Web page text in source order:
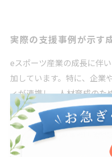
実際の支援事例が示す
eスポーツ産業の成長に伴
加しています。特に、企業
ィが連携し、人材育成のた
例が目立ちます。例えば、
カリキュラムを導入し、学
供しています。これにより
ティングの基礎を学びなが